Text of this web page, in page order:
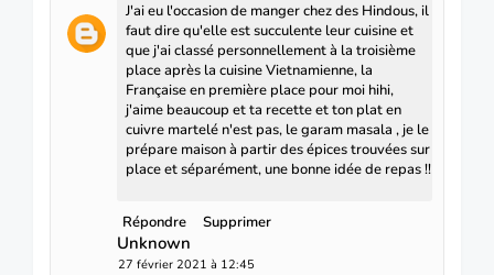
J'ai eu l'occasion de manger chez des Hindous, il
faut dire qu'elle est succulente leur cuisine et
que j'ai classé personnellement à la troisième
place après la cuisine Vietnamienne, la
Française en première place pour moi hihi,
j'aime beaucoup et ta recette et ton plat en
cuivre martelé n'est pas, le garam masala , je le
prépare maison à partir des épices trouvées sur
place et séparément, une bonne idée de repas !!
Répondre Supprimer
Unknown
27 février 2021 à 12:45